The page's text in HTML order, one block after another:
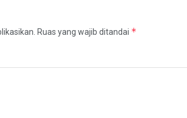
Ruas yang wajib ditandai *